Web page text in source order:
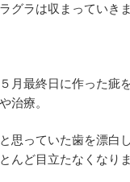
グラは収まっていきま
月最終日に作った疵
治療。
思っていた歯を漂白
んど目立たなくなりま